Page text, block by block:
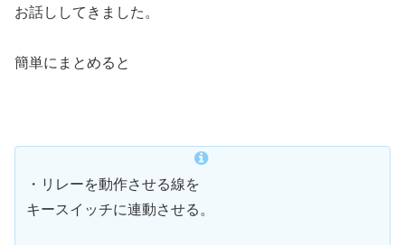
お話ししてきました。
簡単にまとめると
・リレーを動作させる線を
キースイッチに連動させる。